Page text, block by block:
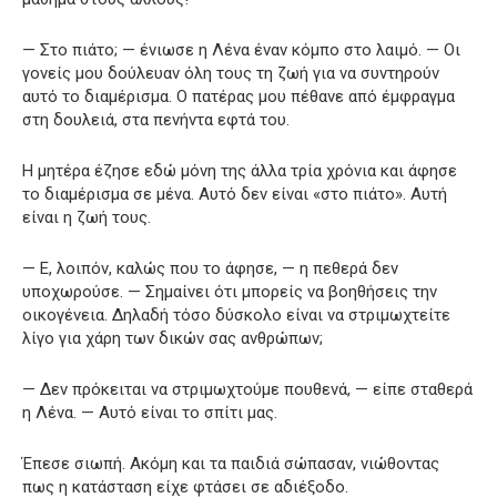
— Στο πιάτο; — ένιωσε η Λένα έναν κόμπο στο λαιμό. — Οι
γονείς μου δούλευαν όλη τους τη ζωή για να συντηρούν
αυτό το διαμέρισμα. Ο πατέρας μου πέθανε από έμφραγμα
στη δουλειά, στα πενήντα εφτά του.
Η μητέρα έζησε εδώ μόνη της άλλα τρία χρόνια και άφησε
το διαμέρισμα σε μένα. Αυτό δεν είναι «στο πιάτο». Αυτή
είναι η ζωή τους.
— Ε, λοιπόν, καλώς που το άφησε, — η πεθερά δεν
υποχωρούσε. — Σημαίνει ότι μπορείς να βοηθήσεις την
οικογένεια. Δηλαδή τόσο δύσκολο είναι να στριμωχτείτε
λίγο για χάρη των δικών σας ανθρώπων;
— Δεν πρόκειται να στριμωχτούμε πουθενά, — είπε σταθερά
η Λένα. — Αυτό είναι το σπίτι μας.
Έπεσε σιωπή. Ακόμη και τα παιδιά σώπασαν, νιώθοντας
πως η κατάσταση είχε φτάσει σε αδιέξοδο.